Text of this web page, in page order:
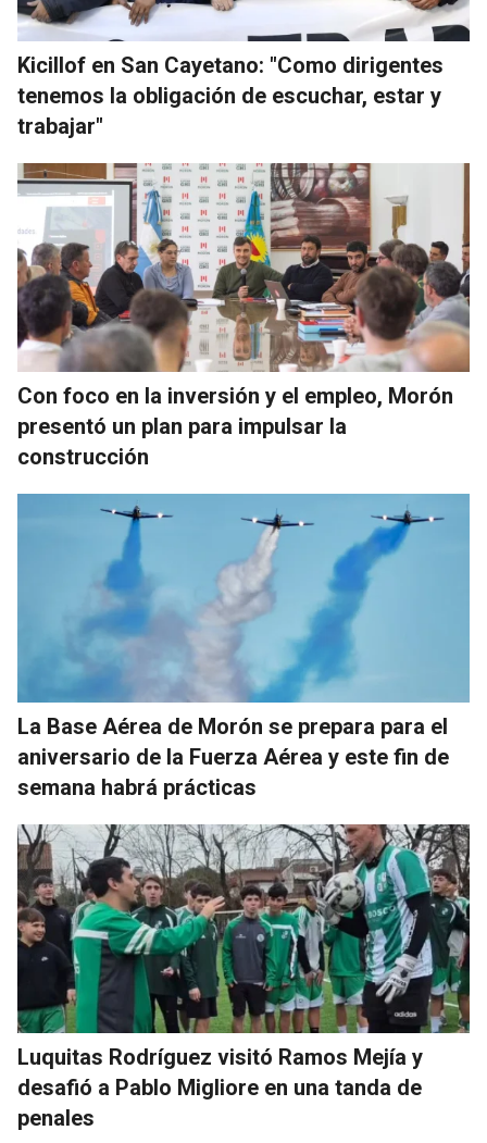
Kicillof en San Cayetano: "Como dirigentes
tenemos la obligación de escuchar, estar y
trabajar"
Con foco en la inversión y el empleo, Morón
presentó un plan para impulsar la
construcción
La Base Aérea de Morón se prepara para el
aniversario de la Fuerza Aérea y este fin de
semana habrá prácticas
Luquitas Rodríguez visitó Ramos Mejía y
desafió a Pablo Migliore en una tanda de
penales